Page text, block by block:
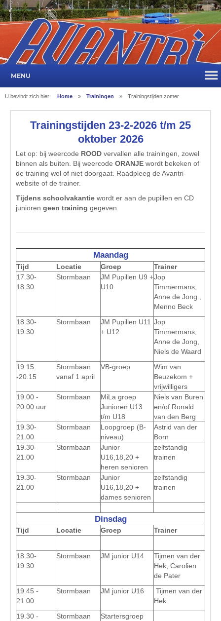
MENU
U bevindt zich hier: Home » Trainingen » Trainingstijden zomer
Trainingstijden 23-2-2026 t/m 25
oktober 2026
Let op: bij weercode ROOD vervallen alle trainingen, zowel
binnen als buiten. Bij weercode ORANJE wordt bekeken of
de training wel of niet doorgaat. Raadpleeg de Avantri-
website of de trainer.
Tijdens schoolvakantie wordt er aan de pupillen en CD
junioren geen training gegeven.
Maandag
Tijd Locatie Groep
Trainer
17.30-
18.30
Stormbaan
JM Pupillen U9 +
U10
Jop
Timmermans,
Anne de Jong ,
Menno Beck
18.30-
19.30
Stormbaan
JM Pupillen U11
+ U12
Jop
Timmermans,
Anne de Jong,
Niels de Waard
19.15
-20.15
Stormbaan
vanaf 1 april
VB-groep
Wim van
Beuzekom +
vrijwilligers
19.00 -
20.00 uur
Stormbaan
MiLa groep
Junioren U13
t/m U18
Niels van Buren
en/of Ronald
van den Berg
19.30-
21.00
Stormbaan
Loopgroep (B-
niveau)
Astrid van der
Born
19.30-
21.00
Stormbaan
Junior
U16,18,20 +
heren senioren
zelfstandig
trainen
19.30-
21.00
Stormbaan
Junior
U16,18,20 +
dames senioren
zelfstandig
trainen
Dinsdag
Tijd Locatie Groep Trainer
18.30-
19.30
Stormbaan JM junior U14
Tijmen van der
Hek, Carolien
de Pater
19.45 -
21.00
Stormbaan JM junior U16
Tijmen van der
Hek
19.30 -
Stormbaan Startersgroep